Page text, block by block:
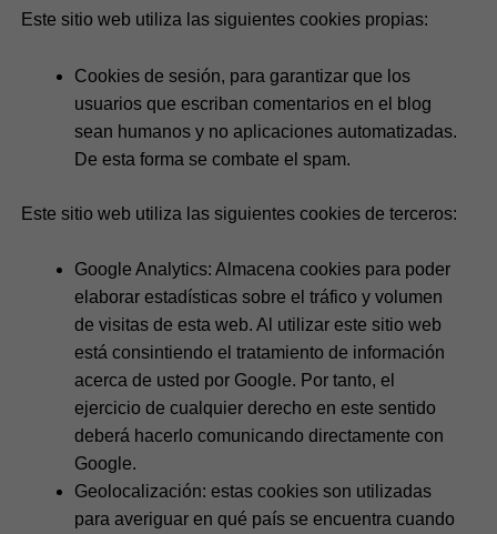
Este sitio web utiliza las siguientes cookies propias:
Cookies de sesión, para garantizar que los
usuarios que escriban comentarios en el blog
sean humanos y no aplicaciones automatizadas.
De esta forma se combate el spam.
Este sitio web utiliza las siguientes cookies de terceros:
Google Analytics: Almacena cookies para poder
elaborar estadísticas sobre el tráfico y volumen
de visitas de esta web. Al utilizar este sitio web
está consintiendo el tratamiento de información
acerca de usted por Google. Por tanto, el
ejercicio de cualquier derecho en este sentido
deberá hacerlo comunicando directamente con
Google.
Geolocalización: estas cookies son utilizadas
para averiguar en qué país se encuentra cuando